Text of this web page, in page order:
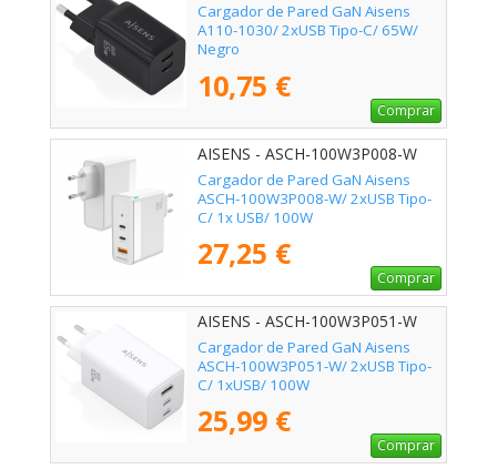
Cargador de Pared GaN Aisens
A110-1030/ 2xUSB Tipo-C/ 65W/
Negro
10,75 €
Comprar
AISENS - ASCH-100W3P008-W
Cargador de Pared GaN Aisens
ASCH-100W3P008-W/ 2xUSB Tipo-
C/ 1x USB/ 100W
27,25 €
Comprar
AISENS - ASCH-100W3P051-W
Cargador de Pared GaN Aisens
ASCH-100W3P051-W/ 2xUSB Tipo-
C/ 1xUSB/ 100W
25,99 €
Comprar